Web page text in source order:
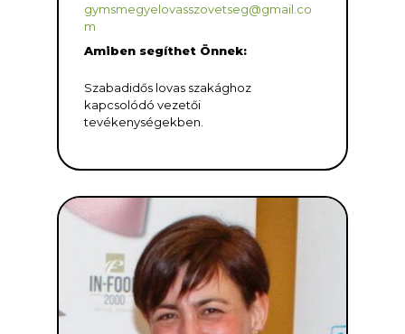
gymsmegyelovasszovetseg@gmail.co
m
Amiben segíthet Önnek:
Szabadidős lovas szakághoz
kapcsolódó vezetői
tevékenységekben.